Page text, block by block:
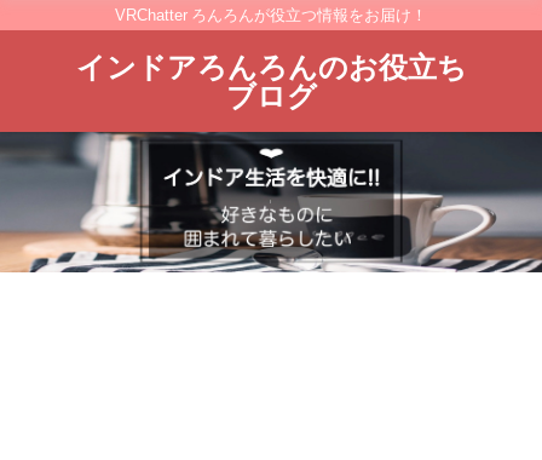
VRChatter ろんろんが役立つ情報をお届け！
インドアろんろんのお役立ち
ブログ